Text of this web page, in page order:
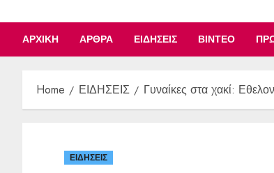
ΑΡΧΙΚΉ ΆΡΘΡΑ ΕΙΔΉΣΕΙΣ ΒΊΝΤΕΟ
Home ΕΙΔΗΣΕΙΣ Γυναίκες στα χακί:
ΕΙΔΗΣΕΙΣ